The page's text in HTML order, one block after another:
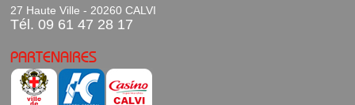
27 Haute Ville - 20260 CALVI
Tél. 09 61 47 28 17
PARTENAIRES